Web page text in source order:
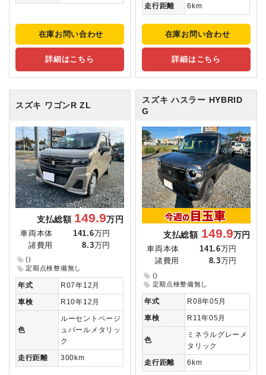
在庫お問い合わせ
詳細はこちら
走行距離
6km
在庫お問い合わせ
詳細はこちら
スズキ ワゴンRZL
支払総額 149.9万円
車両本体 141.6万円
諸費用
8.3万円
()
定期点検整備無し
年式
R07年12月
車検
R10年12月
色
ルーセントベージ
ュパールメタリッ
ク
走行距離
300km
スズキ ハスラー HYBRID
G
支払総額 149.9万円
車両本体 141.6 万円
諸費用
8.3 万円
()
定期点検整備無し
年式
R08年05月
車検
R11年05月
色
ミネラルグレーメ
タリック
走行距離
6km